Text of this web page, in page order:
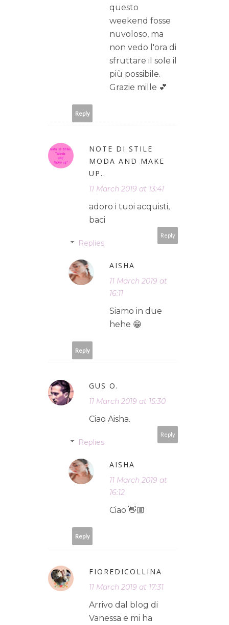
questo
weekend fosse
nuvoloso, ma
non vedo l'ora di
sfruttare il sole il
più possibile.
Grazie mille 💕
Reply
NOTE DI STILE
MODA AND MAKE
UP..
11 March 2019 at 13:41
adoro i tuoi acquisti,
baci
Reply
Replies
AISHA
11 March 2019 at
16:11
Siamo in due
hehe 😁
Reply
GUS O.
11 March 2019 at 15:30
Ciao Aisha.
Reply
Replies
AISHA
11 March 2019 at
16:12
Ciao 👋🏼
Reply
FIOREDICOLLINA
11 March 2019 at 17:31
Arrivo dal blog di
Vanessa e mi ha